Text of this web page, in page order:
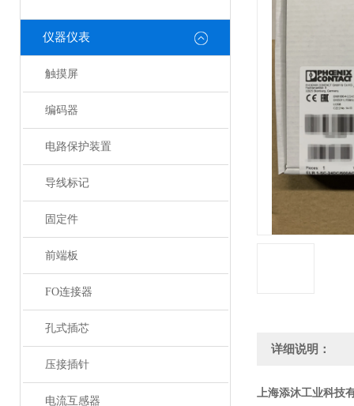
仪器仪表
触摸屏
编码器
电路保护装置
导线标记
固定件
前端板
FO连接器
孔式插芯
压接插针
电流互感器
详细说明：
上海添沐工业科技